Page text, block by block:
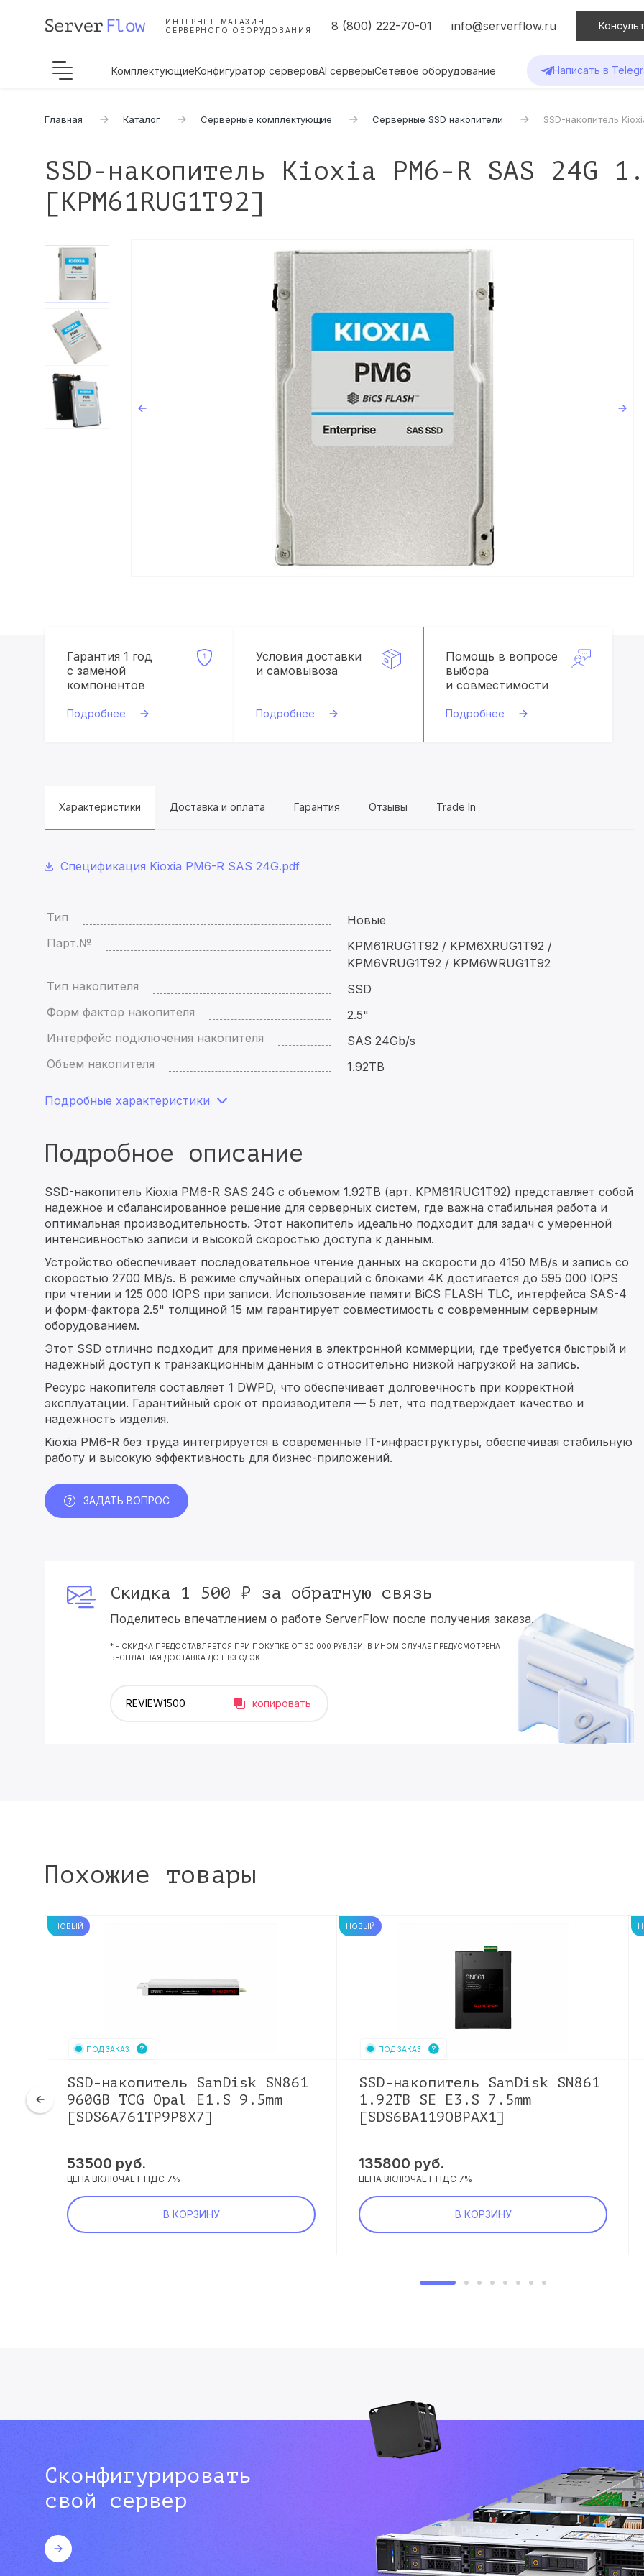
ИНТЕРНЕТ-МАГАЗИН
СЕРВЕРНОГО ОБОРУДОВАНИЯ
8 (800) 222-70-01 info@serverflow.ru
КомплектующиеКонфигуратор серверовAI серверыСетевое оборудование Написать в
Главная Каталог Серверные комплектующие Серверные SSD накопители SSD-накопитель
SSD-накопитель Kioxia PM6-R SAS 24G
[KPM61RUG1T92]
Гарантия 1 год
с заменой
компонентов
Подробнее
Условия доставки
и самовывоза
Подробнее
Помощь в вопросе
выбора
и совместимости
Подробнее
Характеристики Доставка и оплата Гарантия Отзывы Trade In
Спецификация Kioxia PM6-R SAS 24G.pdf
Тип
Новые
Парт.№
KPM61RUG1T92 / KPM6XRUG1T92 /
KPM6VRUG1T92 / KPM6WRUG1T92
Тип накопителя
SSD
Форм фактор накопителя
2.5"
Интерфейс подключения накопителя
SAS 24Gb/s
Объем накопителя
1.92TB
Подробные характеристики
Подробное описание
SSD-накопитель Kioxia PM6-R SAS 24G с объемом 1.92TB (арт. KPM61RUG1T92) представляет собой
надежное и сбалансированное решение для серверных систем, где важна стабильная работа и
оптимальная производительность. Этот накопитель идеально подходит для задач с умеренной
интенсивностью записи и высокой скоростью доступа к данным.
Устройство обеспечивает последовательное чтение данных на скорости до 4150 MB/s и запись со
скоростью 2700 MB/s. В режиме случайных операций с блоками 4K достигается до 595 000 IOPS
при чтении и 125 000 IOPS при записи. Использование памяти BiCS FLASH TLC, интерфейса SAS-4
и форм-фактора 2.5" толщиной 15 мм гарантирует совместимость с современным серверным
оборудованием.
Этот SSD отлично подходит для применения в электронной коммерции, где требуется быстрый и
надежный доступ к транзакционным данным с относительно низкой нагрузкой на запись.
Ресурс накопителя составляет 1 DWPD, что обеспечивает долговечность при корректной
эксплуатации. Гарантийный срок от производителя — 5 лет, что подтверждает качество и
надежность изделия.
Kioxia PM6-R без труда интегрируется в современные IT-инфраструктуры, обеспечивая стабильную
работу и высокую эффективность для бизнес-приложений.
ЗАДАТЬ ВОПРОС
Скидка 1 500 ₽ за обратную связь
Поделитесь впечатлением о работе ServerFlow после получения заказа.
* - СКИДКА ПРЕДОСТАВЛЯЕТСЯ ПРИ ПОКУПКЕ ОТ 30 000 РУБЛЕЙ, В ИНОМ СЛУЧАЕ ПРЕДУСМОТРЕНА
БЕСПЛАТНАЯ ДОСТАВКА ДО ПВЗ СДЭК.
копировать
Похожие товары
НОВЫЙ
ПОД ЗАКАЗ
SSD-накопитель SanDisk SN861
960GB TCG Opal E1.S 9.5mm
[SDS6A761TP9P8X7]
53500 руб.
ЦЕНА ВКЛЮЧАЕТ НДС 7%
В КОРЗИНУ
НОВЫЙ
ПОД ЗАКАЗ
SSD-накопитель SanDisk SN861
1.92TB SE E3.S 7.5mm
[SDS6BA119OBPAX1]
135800 руб.
ЦЕНА ВКЛЮЧАЕТ НДС 7%
В КОРЗИНУ
Сконфигурировать
свой сервер